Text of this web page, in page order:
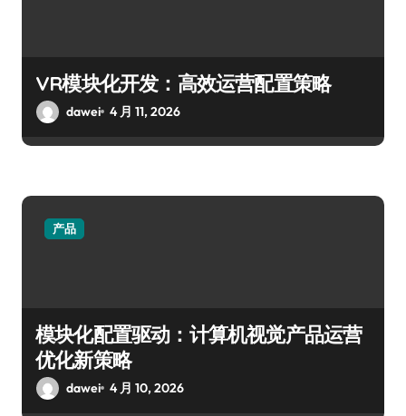
VR模块化开发：高效运营配置策略
dawei 4 月 11, 2026
产品
模块化配置驱动：计算机视觉产品运营
优化新策略
dawei 4 月 10, 2026